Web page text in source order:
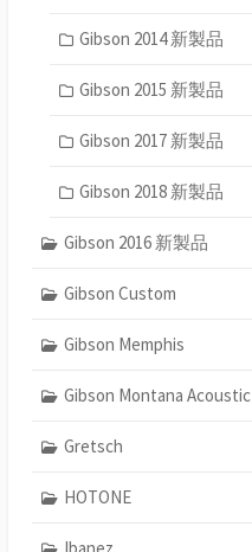
Gibson 2014 新製品
Gibson 2015 新製品
Gibson 2017 新製品
Gibson 2018 新製品
Gibson 2016 新製品
Gibson Custom
Gibson Memphis
Gibson Montana Acoustic
Gretsch
HOTONE